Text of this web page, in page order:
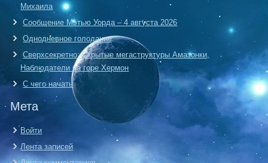
Михаила
Сообщение Мэтью Уорда – 4 августа 2026
Однодневное голодание
Сверхсекретно: Скрытые мегаструктуры Амазонки,
Наблюдатели на горе Хермон
С чего начать
Мета
Войти
Лента записей